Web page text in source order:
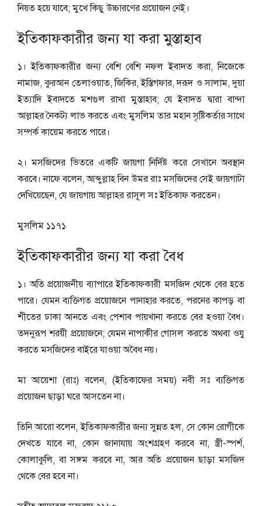
নিয়ত হয়ে যাবে; মুখে কিছু উচ্চারণের প্রয়োজন নেই।
ইতিকাফকারীর জন্য যা করা মুস্তাহাব
১। ইতিকাফকারীর জন্য বেশি বেশি নফল ইবাদত করা, নিজেকে
নামাজ, কুরআন তেলাওয়াত, জিকির, ইস্তিগফার, দরূদ ও সালাম, দুয়া
ইত্যাদি ইবাদতে মশগুল রাখা মুস্তাহাব; যে ইবাদত দ্বারা বান্দা
আল্লাহর নৈকট্য লাভ করতে এবং মুসলিম তার মহান সৃষ্টিকর্তার সাথে
সম্পর্ক কায়েম করতে পারে।
২। মসজিদের ভিতরে একটি জায়গা নির্দিষ্ট করে সেখানে অবস্থান
করবে। নাফে বলেন, আব্দুল্লাহ বিন উমর রাঃ মসজিদের সেই জায়গাটা
দেখিয়েছেন, যে জায়গায় আল্লাহর রাসূল সঃ ইতিকাফ করতেন।
মুসলিম ১১৭১
ইতিকাফকারীর জন্য যা করা বৈধ
১। অতি প্রয়োজনীয় ব্যাপারে ইতিকাফকারী মসজিদ থেকে বের হতে
পারে। যেমন ব্যক্তিগত প্রয়োজনে পানাহার করতে, পরনের কাপড় বা
শীতের ঢাকা আনতে এবং পেশাব পায়খানা করতে বের হওয়া বৈধ।
তদনুরূপ শরয়ী প্রয়োজনে; যেমন নাপাকীর গোসল করতে অথবা ওযু
করতে মসজিদের বাইরে যাওয়া অবৈধ নয়।
মা আয়েশা (রাঃ) বলেন, (ইতিকাফের সময়) নবী সঃ ব্যক্তিগত
প্রয়োজন ছাড়া ঘরে আসতেন না।
তিনি আরো বলেন, ইতিকাফকারীর জন্য সুন্নত হল, সে কোন রোগীকে
দেখতে যাবে না, কোন জানাযায় অংশগ্রহণ করবে না, স্ত্রী-স্পর্শ,
কোলাকুলি, বা সঙ্গম করবে না, আর অতি প্রয়োজন ছাড়া মসজিদ
থেকে বের হবে না।